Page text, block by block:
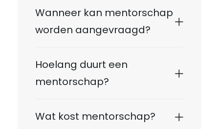
Wanneer kan mentorschap
worden aangevraagd?
Hoelang duurt een
mentorschap?
Wat kost mentorschap?